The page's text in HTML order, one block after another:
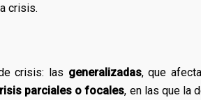
crisis.
crisis: las generalizadas, que
parciales o focales, en las que la